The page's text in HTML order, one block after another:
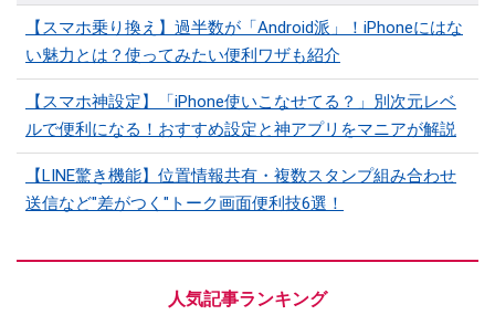
【スマホ乗り換え】過半数が「Android派」！iPhoneにはな
い魅力とは？使ってみたい便利ワザも紹介
【スマホ神設定】「iPhone使いこなせてる？」別次元レベ
ルで便利になる！おすすめ設定と神アプリをマニアが解説
【LINE驚き機能】位置情報共有・複数スタンプ組み合わせ
送信など"差がつく"トーク画面便利技6選！